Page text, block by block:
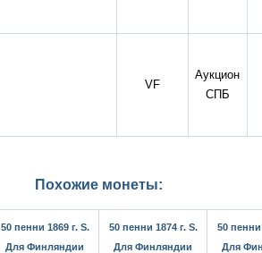
VF
Аукцион
СПБ
Похожие монеты:
50 пенни 1869 г. S.
Для Финляндии
50 пенни 1874 г. S.
Для Финляндии
50 пенни
Для